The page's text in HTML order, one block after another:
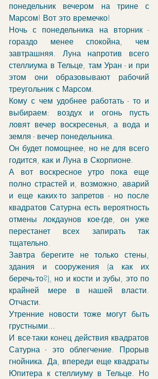
понедельник вечером на трине с
Марсом! Вот это времечко!
Ночь с понедельника на вторник -
гораздо менее спокойна, чем
завтрашняя. Луна напротив всего
стеллиума в Тельце, там Уран - и при
этом они образовывают рабочий
треугольник с Марсом.
Кому с чем удобнее работать - то и
выбираем: воздух и огонь пусть
ловят вечер воскресенья, а вода и
земля - вечер понедельника.
Он будет помощнее, но не для всего
годится, как и Луна в Скорпионе.
А вот воскресное утро пока еще
полно страстей и, возможно, аварий
и еще каких-то запретов - но после
квадратов Сатурна есть вероятность
отмены локдаунов кое-где, он уже
перестанет всех запирать так
тщательно.
Завтра берегите не только стены,
здания и сооружения (а как их
беречь-то?), но и кости и зубы, это по
крайней мере в нашей власти.
Отчасти.
Утренние новости тоже могут быть
грустными...
И все-таки конец действия квадратов
Сатурна - это облегчение. Прорыв
гнойника. Да, впереди еще квадраты
Юпитера к стеллиуму в Тельце. Но